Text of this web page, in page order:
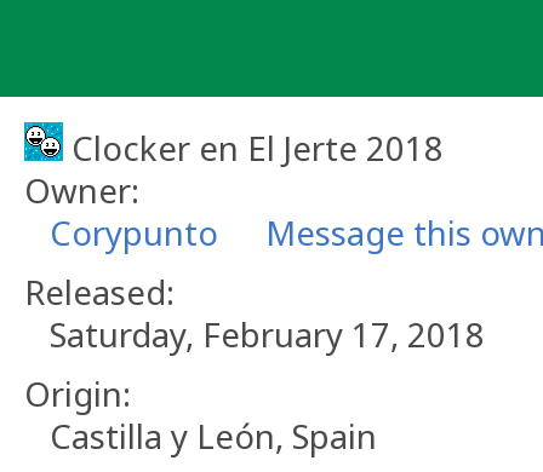
Clocker en El Jerte 2018
Owner:
Corypunto
Message this
Released:
Saturday, February 17, 2018
Origin:
Castilla y León, Spain